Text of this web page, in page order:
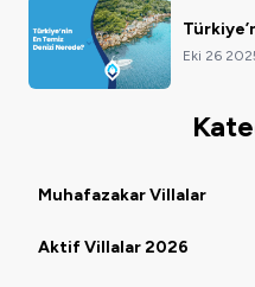
Eki 26
Muhafazakar Villalar
Aktif Villalar 2026